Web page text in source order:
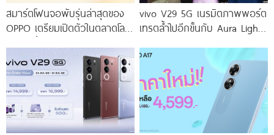
สมาร์ตโฟนจอพับรุ่นล่าสุดของ
OPPO เตรียมเปิดตัวในตลาดโลก
vivo V29 5G เนรมิตภาพพอร์ต
เทรตล้ำไปอีกขั้นกับ Aura Light
โดดเด่นด้วยสุนทรียศาสตร์แห่ง